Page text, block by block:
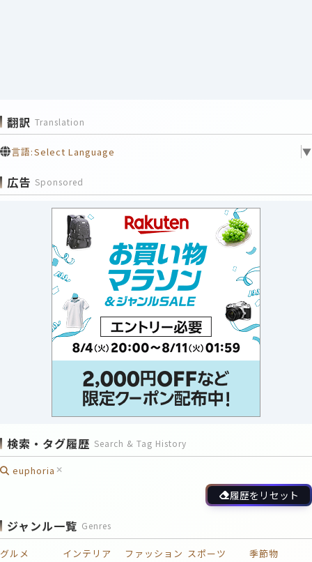
翻訳 Translation
言語:Select Language ▼
広告 Sponsored
検索・タグ履歴 Search & Tag History
euphoria
履歴をリセット
ジャンル一覧 Genres
グルメ インテリア ファッション スポーツ 季節物